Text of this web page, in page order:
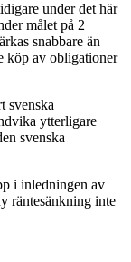
under det här
målet på 2
snabbare än
köp av obligationer
svenska
ytterligare
svenska
i inledningen av
räntesänkning inte